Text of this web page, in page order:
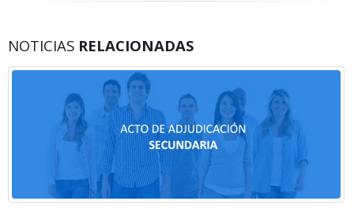
NOTICIAS RELACIONADAS